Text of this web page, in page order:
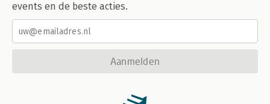
events en de beste acties.
Aanmelden